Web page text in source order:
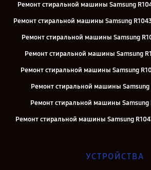
Ремонт стиральной машины Samsung
Ремонт стиральной машины Samsung
Ремонт стиральной машины Samsung
Ремонт стиральной машины Samsung
Ремонт стиральной машины Samsung
Ремонт стиральной машины Samsung
Ремонт стиральной машины Samsung
Ремонт стиральной машины Samsung
УСТРОЙСТВА